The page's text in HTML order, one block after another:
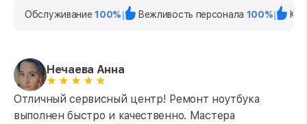
Обслуживание100% Вежливость персонала 100%
Нечаева Анна
Отличный сервисный центр! Ремонт ноутбука
выполнен быстро и качественно. Мастера